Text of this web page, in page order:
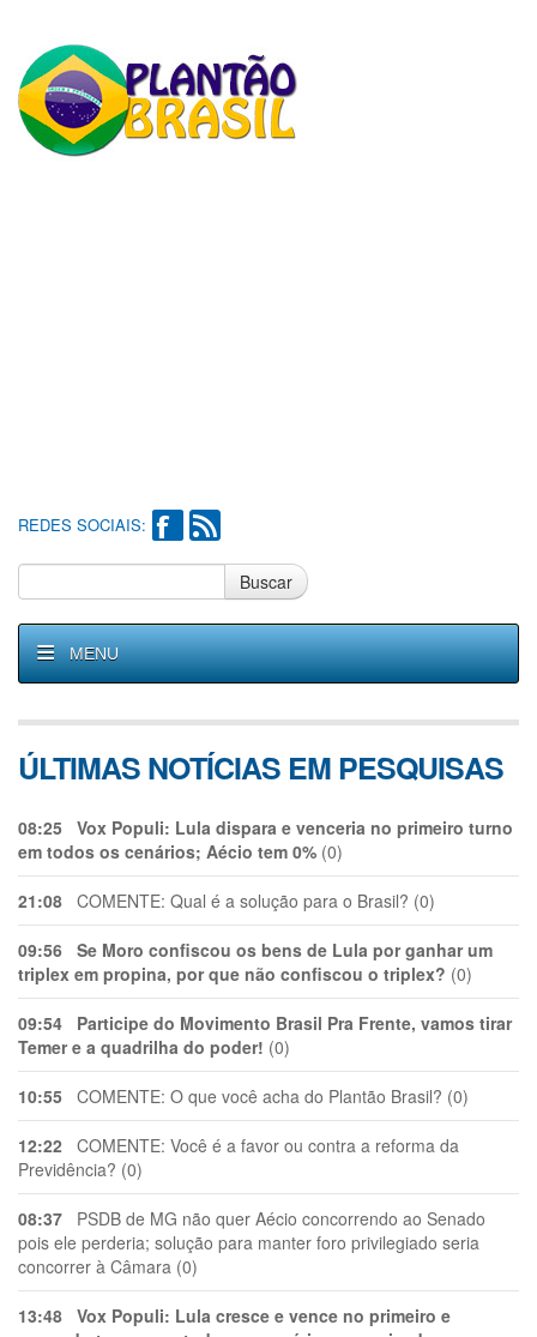
REDES SOCIAIS:
Buscar
MENU
ÚLTIMAS NOTÍCIAS EM PESQUISAS
08:25 Vox Populi: Lula dispara e venceria no primeiro turno
em todos os cenários; Aécio tem 0% (0)
21:08 COMENTE: Qual é a solução para o Brasil? (0)
09:56 Se Moro confiscou os bens de Lula por ganhar um
triplex em propina, por que não confiscou o triplex? (0)
09:54
Participe do Movimento Brasil Pra Frente, vamos tirar
Temer e a quadrilha do poder! (0)
10:55 COMENTE: O que você acha do Plantão Brasil? (0)
12:22 COMENTE: Você é a favor ou contra a reforma da
Previdência? (0)
08:37 PSDB de MG não quer Aécio concorrendo ao Senado
pois ele perderia; solução para manter foro privilegiado seria
concorrer à Câmara (0)
13:48 Vox Populi: Lula cresce e vence no primeiro e